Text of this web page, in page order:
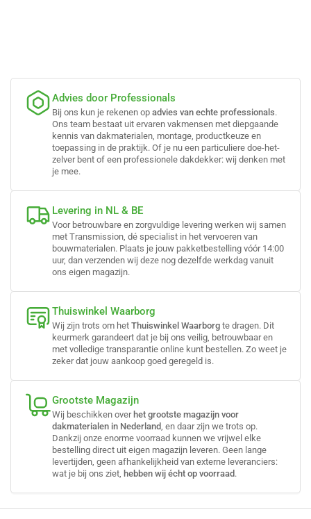
Advies door Professionals
Bij ons kun je rekenen op advies van echte professionals.
Ons team bestaat uit ervaren vakmensen met diepgaande
kennis van dakmaterialen, montage, productkeuze en
toepassing in de praktijk. Of je nu een particuliere doe-het-
zelver bent of een professionele dakdekker: wij denken met
je mee.
Levering in NL & BE
Voor betrouwbare en zorgvuldige levering werken wij samen
met Transmission, dé specialist in het vervoeren van
bouwmaterialen. Plaats je jouw pakketbestelling vóór 14:00
uur, dan verzenden wij deze nog dezelfde werkdag vanuit
ons eigen magazijn.
Thuiswinkel Waarborg
Wij zijn trots om het Thuiswinkel Waarborg te dragen. Dit
keurmerk garandeert dat je bij ons veilig, betrouwbaar en
met volledige transparantie online kunt bestellen. Zo weet je
zeker dat jouw aankoop goed geregeld is.
Grootste Magazijn
Wij beschikken over het grootste magazijn voor
dakmaterialen in Nederland, en daar zijn we trots op.
Dankzij onze enorme voorraad kunnen we vrijwel elke
bestelling direct uit eigen magazijn leveren. Geen lange
levertijden, geen afhankelijkheid van externe leveranciers:
wat je bij ons ziet, hebben wij écht op voorraad .